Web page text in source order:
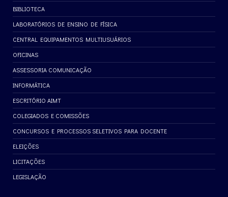
BIBLIOTECA
LABORATÓRIOS DE ENSINO DE FÍSICA
CENTRAL EQUIPAMENTOS MULTIUSUÁRIOS
OFICINAS
ASSESSORIA COMUNICAÇÃO
INFORMÁTICA
ESCRITÓRIO AIMT
COLEGIADOS E COMISSÕES
CONCURSOS E PROCESSOS SELETIVOS PARA DOCENTE
ELEIÇÕES
LICITAÇÕES
LEGISLAÇÃO